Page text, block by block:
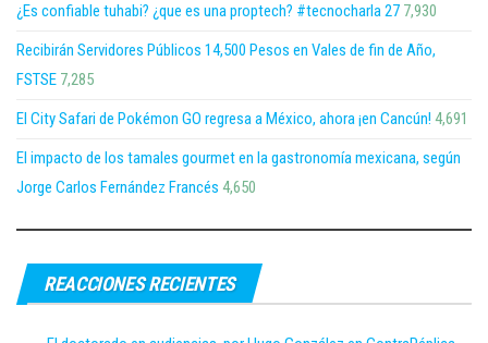
¿Es confiable tuhabi? ¿que es una proptech? #tecnocharla 27 7,930
Recibirán Servidores Públicos 14,500 Pesos en Vales de fin de Año,
FSTSE 7,285
El City Safari de Pokémon GO regresa a México, ahora ¡en Cancún! 4,691
El impacto de los tamales gourmet en la gastronomía mexicana, según
Jorge Carlos Fernández Francés 4,650
REACCIONES RECIENTES